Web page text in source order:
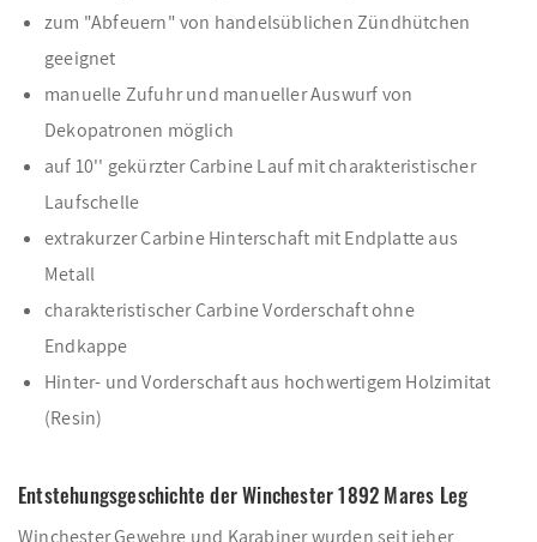
zum "Abfeuern" von handelsüblichen Zündhütchen
geeignet
manuelle Zufuhr und manueller Auswurf von
Dekopatronen möglich
auf 10'' gekürzter Carbine Lauf mit charakteristischer
Laufschelle
extrakurzer Carbine Hinterschaft mit Endplatte aus
Metall
charakteristischer Carbine Vorderschaft ohne
Endkappe
Hinter- und Vorderschaft aus hochwertigem Holzimitat
(Resin)
Entstehungsgeschichte der Winchester 1892 Mares Leg
Winchester Gewehre und Karabiner wurden seit jeher